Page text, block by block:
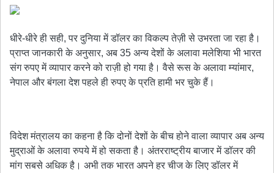
धीरे-धीरे ही सही, पर दुनिया में डॉलर का विकल्प तेज़ी से उभरता जा रहा है।
प्राप्त जानकारी के अनुसार, अब 35 अन्य देशों के अलावा मलेशिया भी भारत
संग रुपए में व्यापार करने को राज़ी हो गया है। वैसे रूस के अलावा म्यांमार,
नेपाल और बंगला देश पहले ही रुपए के प्रति हामी भर चुके हैं।
विदेश मंत्रालय का कहना है कि दोनों देशों के बीच होने वाला व्यापार अब अन्य
मुद्राओं के अलावा रुपये में हो सकता है। अंतरराष्ट्रीय बाजार में डॉलर की
मांग सबसे अधिक है। अभी तक भारत अपने हर चीज के लिए डॉलर में